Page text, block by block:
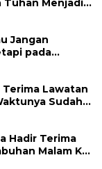
Tuhan Menjadi
Jangan
pada
Lawatan
Hadir Terima